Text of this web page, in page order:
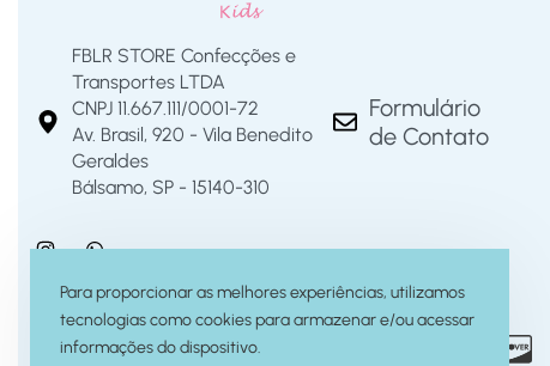
FBLR STORE Confecções e
Transportes LTDA
CNPJ 11.667.111/0001-72
Av. Brasil, 920 - Vila Benedito
Geraldes
Bálsamo, SP - 15140-310
Formulário
de Contato
Para proporcionar as melhores experiências, utilizamos
tecnologias como cookies para armazenar e/ou acessar
informações do dispositivo.